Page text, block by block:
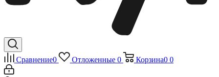
Сравнение0 Отложенные 0 Корзина0 0